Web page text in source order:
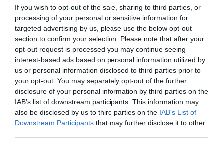
If you wish to opt-out of the sale, sharing to third parties, or
processing of your personal or sensitive information for
targeted advertising by us, please use the below opt-out
section to confirm your selection. Please note that after your
opt-out request is processed you may continue seeing
interest-based ads based on personal information utilized by
us or personal information disclosed to third parties prior to
your opt-out. You may separately opt-out of the further
disclosure of your personal information by third parties on the
IAB’s list of downstream participants. This information may
also be disclosed by us to third parties on the IAB’s List of
Downstream Participants that may further disclose it to other
shenjat më me fat
përvëluese edhe në
Elbasan e Shkodër,
parashikimi për sot
Lushnjë, merr flakë
furgoni me targa të
Maqedonisë së Veriut;
Përplasje mes tre
automjetesh në aksin
Lezhë-Laç, një person